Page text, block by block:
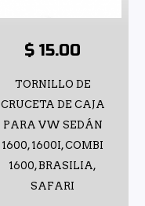
$ 15.00
TORNILLO DE
CRUCETA DE CAJA
PARA VW SEDÁN
1600, 1600I, COMBI
1600, BRASILIA,
SAFARI